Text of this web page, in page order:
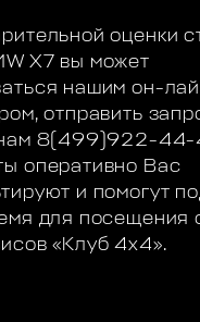
оценки
X7 вы может
нашим он-
отправить
нам 8(499)922-
оперативно Вас
и помогут
для посещения
«Клуб 4х4».